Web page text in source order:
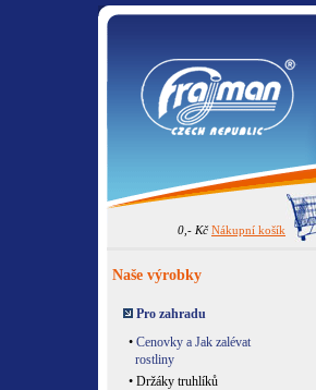
0,- Kč Nákupní košík
Naše výrobky
Pro zahradu
• Cenovky a Jak zalévat
rostliny
• Držáky truhlíků